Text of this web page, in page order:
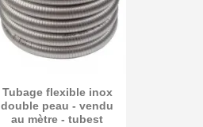
Tubage flexible inox
double peau - vendu
au mètre - tubest